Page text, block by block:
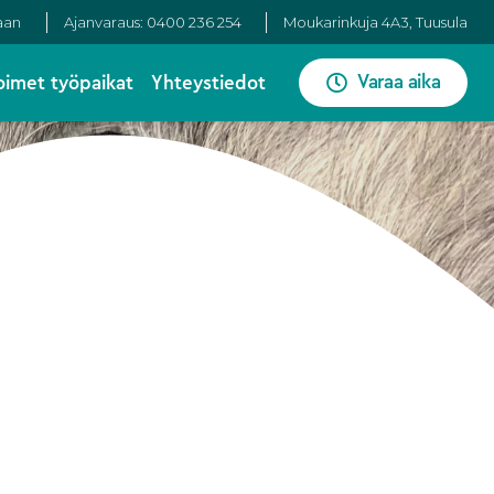
Ajanvaraus: 0400 236 254 Moukarinkuja 4A3, Tuusula
työpaikat Yhteystiedot Varaa aika